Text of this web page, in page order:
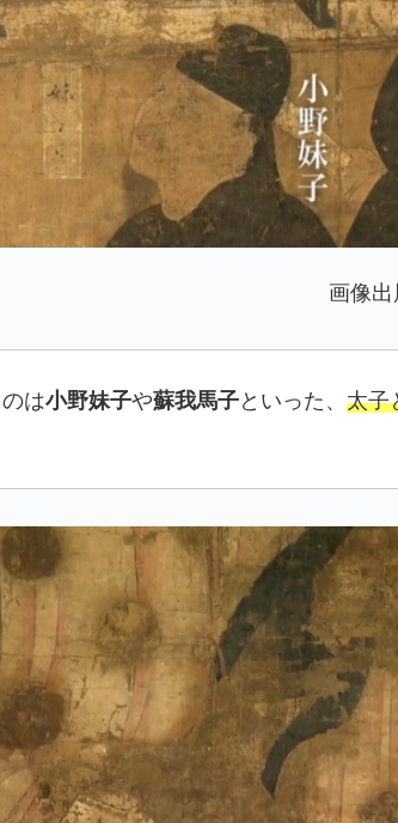
画像
は小野妹子や蘇我馬子といった、 太子